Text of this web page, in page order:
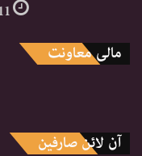
11
مالی معاونت
آن لائن صارفین